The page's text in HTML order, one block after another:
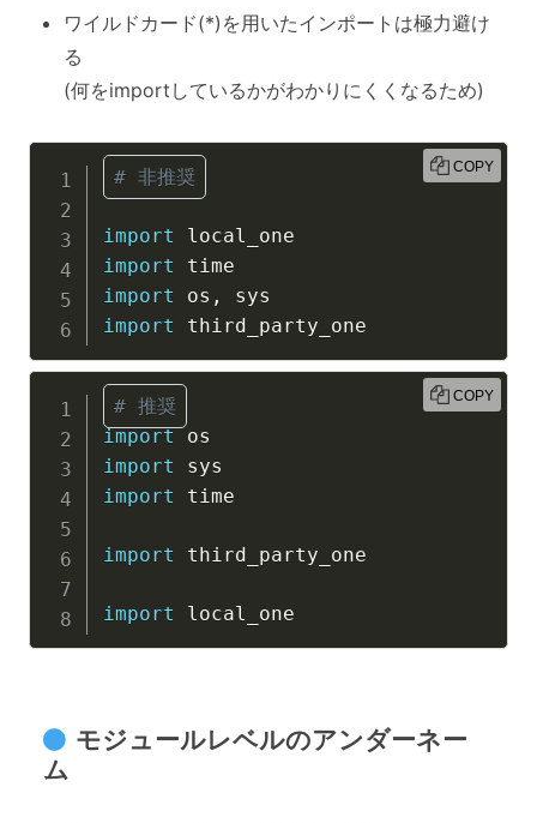
ワイルドカード(*)を用いたインポートは極力避け
る
(何をimportしているかがわかりにくくなるため)
# 非推奨
import
import
import os ,
import
COPY
# 推奨
import
import
import time
import third_party_one
import
COPY
モジュールレベルのアンダーネー
ム